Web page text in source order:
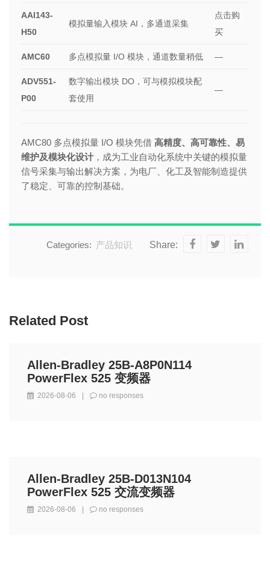
AAI143-
H50
模拟量输入模块 AI，多通道采集
点击购
买
AMC60 多点模拟量 I/O 模块，通道数量稍低 —
ADV551-
P00
数字输出模块 DO，可与模拟模块配
套使用
—
AMC80 多点模拟量 I/O 模块凭借 高精度、高可靠性、易
维护及模块化设计 ，成为工业自动化系统中关键的模拟量
信号采集与输出解决方案，为电厂、化工及智能制造提供
了稳定、可靠的控制基础。
Categories: 产品知识 Share:
Related Post
Allen-Bradley 25B-A8P0N114
PowerFlex 525 变频器
2026-08-06 no responses
Allen-Bradley 25B-D013N104
PowerFlex 525 交流变频器
2026-08-06 no responses